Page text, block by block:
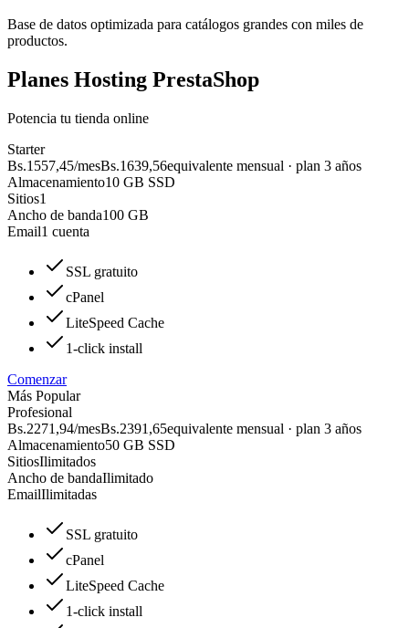
Base de datos optimizada para catálogos grandes con miles de
productos.
Planes Hosting PrestaShop
Potencia tu tienda online
Starter
Bs.1557,45/mesBs.1639,56equivalente mensual · plan 3 años
Almacenamiento10 GB SSD
Sitios1
Ancho de banda100 GB
Email1 cuenta
SSL gratuito
cPanel
LiteSpeed Cache
1-click install
Comenzar
Más Popular
Profesional
Bs.2271,94/mesBs.2391,65equivalente mensual · plan 3 años
Almacenamiento50 GB SSD
SitiosIlimitados
Ancho de bandaIlimitado
EmailIlimitadas
SSL gratuito
cPanel
LiteSpeed Cache
1-click install